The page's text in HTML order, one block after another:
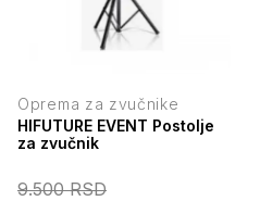
Oprema za zvučnike
HIFUTURE EVENT Postolje
za zvučnik
9.500RSD